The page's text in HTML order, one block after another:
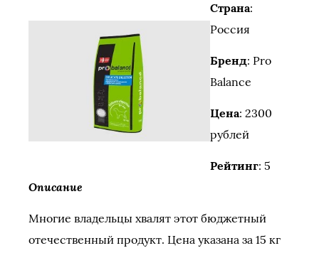
Страна:
Россия
Бренд: Pro
Balance
Цена: 2300
рублей
Рейтинг: 5
Описание
Многие владельцы хвалят этот бюджетный
отечественный продукт. Цена указана за 15 кг